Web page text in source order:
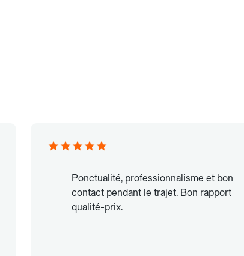
Ponctualité, professionnalisme et bon
contact pendant le trajet. Bon rapport
qualité-prix.